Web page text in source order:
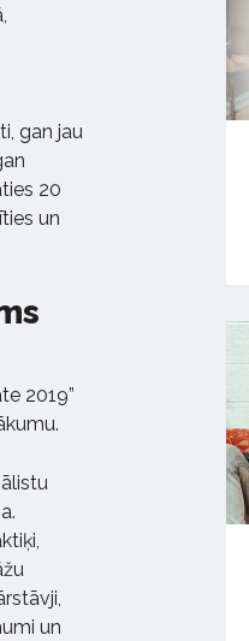
gan jau
20
un
2019”
un